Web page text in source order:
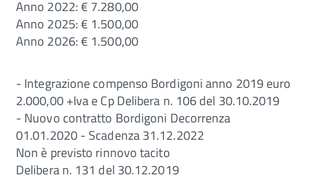
Anno 2022: € 7.280,00
Anno 2025: € 1.500,00
Anno 2026: € 1.500,00
- Integrazione compenso Bordigoni anno 2019 euro
2.000,00 +Iva e Cp Delibera n. 106 del 30.10.2019
- Nuovo contratto Bordigoni Decorrenza
01.01.2020 - Scadenza 31.12.2022
Non è previsto rinnovo tacito
Delibera n. 131 del 30.12.2019